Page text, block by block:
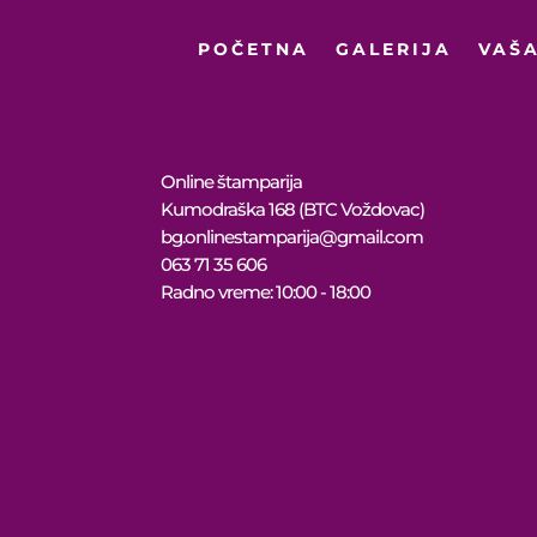
POČETNA GALERIJA
Online štamparija
Kumodraška 168 (BTC Voždovac)
bg.onlinestamparija@gmail.com
063 71 35 606
Radno vreme: 10:00 - 18:00